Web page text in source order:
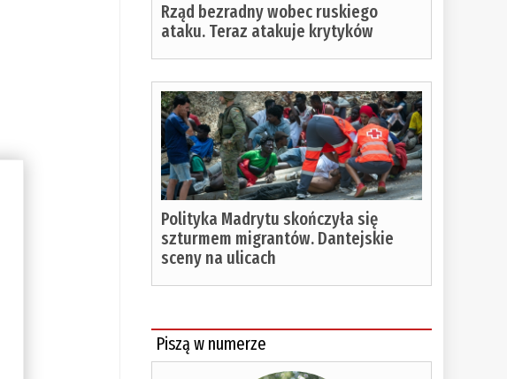
Rząd bezradny wobec ruskiego
ataku. Teraz atakuje krytyków
Polityka Madrytu skończyła się
szturmem migrantów. Dantejskie
sceny na ulicach
Piszą w numerze